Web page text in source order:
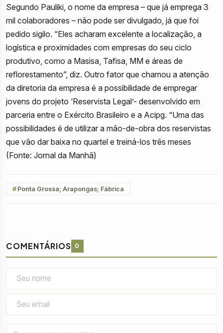
Segundo Pauliki, o nome da empresa – que já emprega 3
mil colaboradores – não pode ser divulgado, já que foi
pedido sigilo. “Eles acharam excelente a localização, a
logística e proximidades com empresas do seu ciclo
produtivo, como a Masisa, Tafisa, MM e áreas de
reflorestamento”, diz. Outro fator que chamou a atenção
da diretoria da empresa é a possibilidade de empregar
jovens do projeto ‘Reservista Legal’- desenvolvido em
parceria entre o Exército Brasileiro e a Acipg. “Uma das
possibilidades é de utilizar a mão-de-obra dos reservistas
que vão dar baixa no quartel e treiná-los três meses
(Fonte: Jornal da Manhã)
Ponta Grossa; Arapongas; Fábrica
COMENTÁRIOS 0